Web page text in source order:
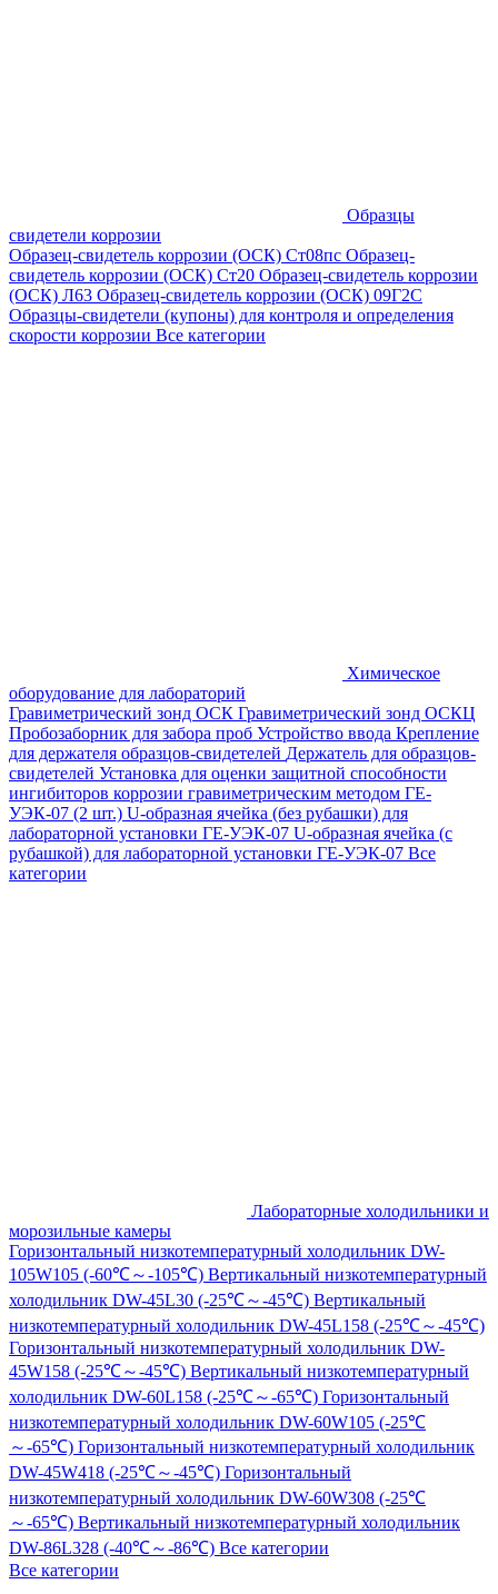
Образцы
свидетели коррозии
Образец-свидетель коррозии (ОСК) Ст08пс Образец-
свидетель коррозии (ОСК) Ст20 Образец-свидетель коррозии
(ОСК) Л63 Образец-свидетель коррозии (ОСК) 09Г2С
Образцы-свидетели (купоны) для контроля и определения
скорости коррозии Все категории
Химическое
оборудование для лабораторий
Гравиметрический зонд ОСК Гравиметрический зонд ОСКЦ
Пробозаборник для забора проб Устройство ввода Крепление
для держателя образцов-свидетелей Держатель для образцов-
свидетелей Установка для оценки защитной способности
ингибиторов коррозии гравиметрическим методом ГЕ-
УЭК-07 (2 шт.) U-образная ячейка (без рубашки) для
лабораторной установки ГЕ-УЭК-07 U-образная ячейка (с
рубашкой) для лабораторной установки ГЕ-УЭК-07 Все
категории
Лабораторные холодильники и
морозильные камеры
Горизонтальный низкотемпературный холодильник DW-
105W105 (-60℃～-105℃) Вертикальный низкотемпературный
холодильник DW-45L30 (-25℃～-45℃) Вертикальный
низкотемпературный холодильник DW-45L158 (-25℃～-45℃)
Горизонтальный низкотемпературный холодильник DW-
45W158 (-25℃～-45℃) Вертикальный низкотемпературный
холодильник DW-60L158 (-25℃～-65℃) Горизонтальный
низкотемпературный холодильник DW-60W105 (-25℃
～-65℃) Горизонтальный низкотемпературный холодильник
DW-45W418 (-25℃～-45℃) Горизонтальный
низкотемпературный холодильник DW-60W308 (-25℃
～-65℃) Вертикальный низкотемпературный холодильник
DW-86L328 (-40℃～-86℃) Все категории
Все категории